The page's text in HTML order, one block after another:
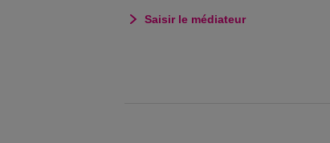
Saisir le médiateur